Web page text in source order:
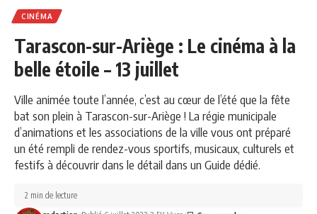
CINÉMA
Tarascon-sur-Ariège : Le cinéma à la
belle étoile – 13 juillet
Ville animée toute l’année, c’est au cœur de l’été que la fête
bat son plein à Tarascon-sur-Ariège ! La régie municipale
d’animations et les associations de la ville vous ont préparé
un été rempli de rendez-vous sportifs, musicaux, culturels et
festifs à découvrir dans le détail dans un Guide dédié.
2 min de lecture